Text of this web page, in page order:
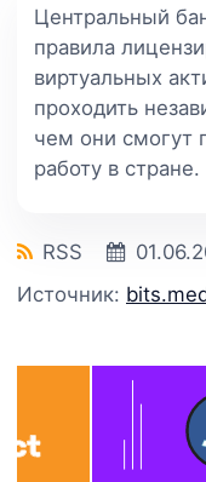
Центральный
правила
виртуальных
проходить
чем они смогут
работу в стране.
RSS
Источник: